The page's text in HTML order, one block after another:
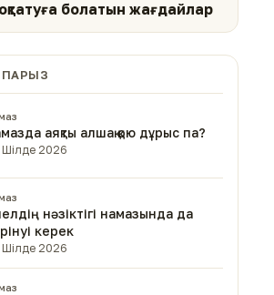
болатын жағдайлар
аяқты алшақ қою дұрыс па?
Шілде 2026
нәзіктігі намазында да
керек
Шілде 2026